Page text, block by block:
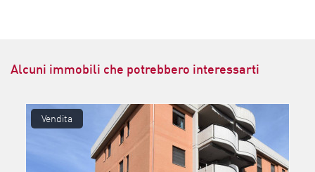
Alcuni immobili che potrebbero interessarti
Vendita